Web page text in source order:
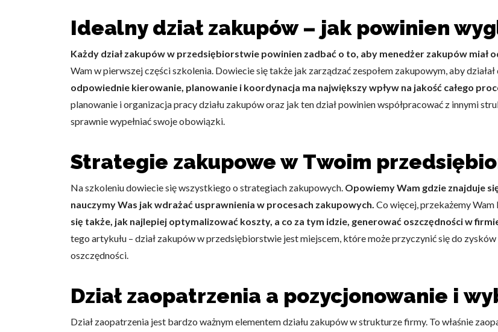
Idealny dział zakupów – jak powinien
Każdy dział zakupów w przedsiębiorstwie powinien zadbać o to, aby menedżer zakupów miał
Wam w pierwszej części szkolenia. Dowiecie się także jak zarządzać zespołem zakupowym, aby
odpowiednie kierowanie, planowanie i koordynacja ma największy wpływ na jakość całego
planowanie i organizacja pracy działu zakupów oraz jak ten dział powinien współpracować z innymi
sprawnie wypełniać swoje obowiązki.
Strategie zakupowe w Twoim
Na szkoleniu dowiecie się wszystkiego o strategiach zakupowych. Opowiemy Wam gdzie znajduje
nauczymy Was jak wdrażać usprawnienia w procesach zakupowych. Co więcej, przekażemy
się także, jak najlepiej optymalizować koszty, a co za tym idzie, generować oszczędności w
tego artykułu – dział zakupów w przedsiębiorstwie jest miejscem, które może przyczynić się do
oszczędności.
Dział zaopatrzenia a pozycjonowanie i
Dział zaopatrzenia jest bardzo ważnym elementem działu zakupów w strukturze firmy. To właśnie